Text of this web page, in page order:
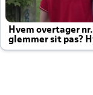
Hvem overtager
glemmer sit pas?
altid til efter